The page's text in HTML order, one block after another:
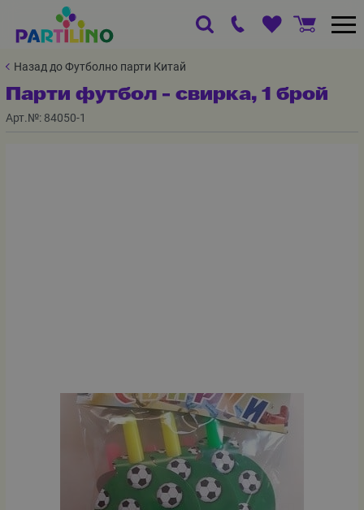
Назад до Футболно парти Китай
Парти футбол - свирка, 1 брой
Арт.№: 84050-1